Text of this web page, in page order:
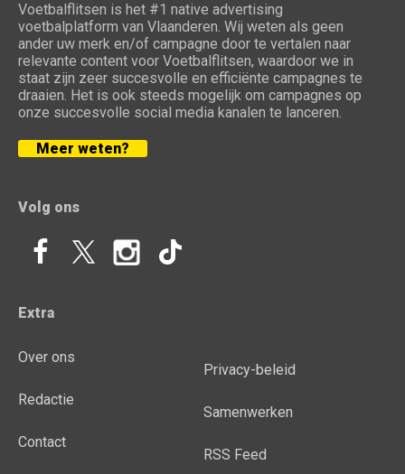
Voetbalflitsen is het #1 native advertising
voetbalplatform van Vlaanderen. Wij weten als geen
ander uw merk en/of campagne door te vertalen naar
relevante content voor Voetbalflitsen, waardoor we in
staat zijn zeer succesvolle en efficiënte campagnes te
draaien. Het is ook steeds mogelijk om campagnes op
onze succesvolle social media kanalen te lanceren.
Meer weten?
Volg ons
Extra
Over ons
Redactie
Contact
Privacy-beleid
Samenwerken
RSS Feed